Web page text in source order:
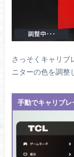
さっそくキャリブ
ニターの色を調整
手動でキャリブ